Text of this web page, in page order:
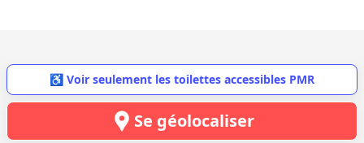
♿ Voir seulement les toilettes accessibles PMR
Se géolocaliser